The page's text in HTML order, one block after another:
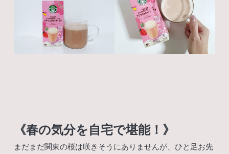
《春の気分を自宅で堪能！》
まだまだ関東の桜は咲きそうにありませんが、ひと足お先